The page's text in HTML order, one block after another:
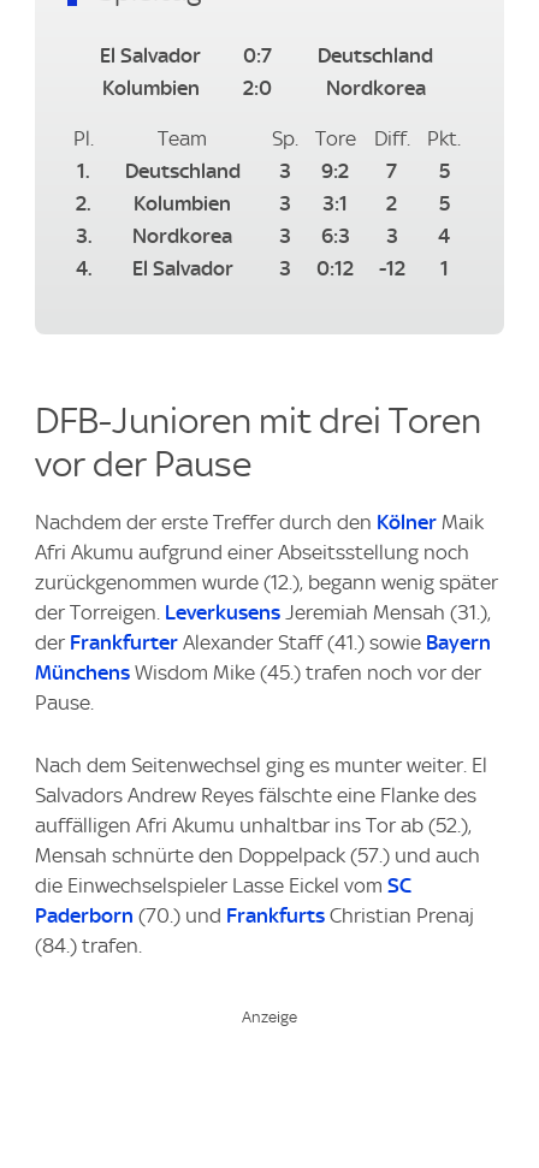
El Salvador 0:7
Deutschland
Kolumbien
2:0 Nordkorea
Pl. Team Sp. Tore Diff.
Pkt.
1.
Deutschland 3 9:2 7
5
2.
Kolumbien 3 3:1 2
5
3.
Nordkorea 3 6:3 3
4
4.
El Salvador 3 0:12 -12 1
DFB-Junioren mit drei Toren
vor der Pause
Nachdem der erste Treffer durch den Kölner Maik
Afri Akumu aufgrund einer Abseitsstellung noch
zurückgenommen wurde (12.), begann wenig später
der Torreigen. Leverkusens Jeremiah Mensah (31.),
der Frankfurter Alexander Staff (41.) sowie Bayern
Münchens Wisdom Mike (45.) trafen noch vor der
Pause.
Nach dem Seitenwechsel ging es munter weiter. El
Salvadors Andrew Reyes fälschte eine Flanke des
auffälligen Afri Akumu unhaltbar ins Tor ab (52.),
Mensah schnürte den Doppelpack (57.) und auch
die Einwechselspieler Lasse Eickel vom SC
Paderborn (70.) und Frankfurts Christian Prenaj
(84.) trafen.